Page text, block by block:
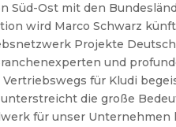
Süd-Ost mit den
wird Marco Schwarz
Projekte
und
für Kludi
die große
für unser